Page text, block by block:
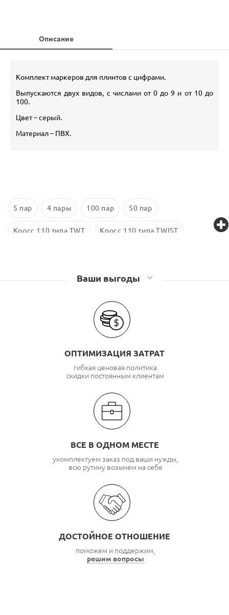
Описание
Комплект маркеров для плинтов с цифрами.
Выпускаются двух видов, с числами от 0 до 9 и от 10 до
100.
Цвет – серый.
Материал – ПВХ.
5 пар 4 пары 100 пар 50 пар
Кросс 110 типа TWT Кросс 110 типа TWIST
Ваши выгоды
ОПТИМИЗАЦИЯ ЗАТРАТ
гибкая ценовая политика
скидки постоянным клиентам
ВСЕ В ОДНОМ МЕСТЕ
укомплектуем заказ под ваши нужды,
всю рутину возьмем на себя
ДОСТОЙНОЕ ОТНОШЕНИЕ
поможем и поддержим,
решим вопросы